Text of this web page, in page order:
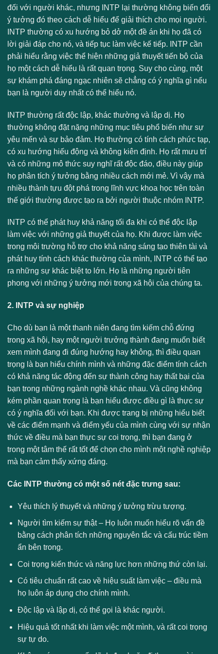
đối với người khác, nhưng INTP lại thường không biến đổi
ý tưởng đó theo cách dễ hiểu để giải thích cho mọi người.
INTP thường có xu hướng bỏ dở một đề án khi họ đã có
lời giải đáp cho nó, và tiếp tục làm việc kế tiếp. INTP cần
phải hiểu rằng việc thể hiện những giả thuyết tiến bộ của
họ một cách dễ hiểu là rất quan trọng. Suy cho cùng, một
sự khám phá đáng ngạc nhiên sẽ chẳng có ý nghĩa gì nếu
bạn là người duy nhất có thể hiểu nó.
INTP thường rất độc lập, khác thường và lập dị. Họ
thường không đặt nặng những mục tiêu phổ biến như sự
yêu mến và sự bảo đảm. Họ thường có tính cách phức tạp,
có xu hướng hiếu động và không kiên định. Họ rất mưu trí
và có những mô thức suy nghĩ rất độc đáo, điều này giúp
họ phân tích ý tưởng bằng nhiều cách mới mẻ. Vì vậy mà
nhiều thành tựu đột phá trong lĩnh vực khoa học trên toàn
thế giới thường được tạo ra bởi người thuộc nhóm INTP.
INTP có thể phát huy khả năng tối đa khi có thể độc lập
làm việc với những giả thuyết của họ. Khi được làm việc
trong môi trường hỗ trợ cho khả năng sáng tạo thiên tài và
phát huy tính cách khác thường của mình, INTP có thể tạo
ra những sự khác biệt to lớn. Họ là những người tiên
phong với những ý tưởng mới trong xã hội của chúng ta.
2. INTP và sự nghiệp
Cho dù bạn là một thanh niên đang tìm kiếm chỗ đứng
trong xã hội, hay một người trưởng thành đang muốn biết
xem mình đang đi đúng hướng hay không, thì điều quan
trọng là bạn hiểu chính mình và những đặc điểm tính cách
có khả năng tác động đến sự thành công hay thất bại của
bạn trong những ngành nghề khác nhau. Và cũng không
kém phần quan trọng là bạn hiểu được điều gì là thực sự
có ý nghĩa đối với bạn. Khi được trang bị những hiểu biết
về các điểm mạnh và điểm yếu của mình cùng với sự nhận
thức về điều mà bạn thực sự coi trọng, thì bạn đang ở
trong một tâm thế rất tốt để chọn cho mình một nghề nghiệp
mà bạn cảm thấy xứng đáng.
Các INTP thường có một số nét đặc trưng sau:
Yêu thích lý thuyết và những ý tưởng trừu tượng.
Người tìm kiếm sự thật – Họ luôn muốn hiểu rõ vấn đề
bằng cách phân tích những nguyên tắc và cấu trúc tiềm
ẩn bên trong.
Coi trọng kiến thức và năng lực hơn những thứ còn lại.
Có tiêu chuẩn rất cao về hiệu suất làm việc – điều mà
họ luôn áp dụng cho chính mình.
Độc lập và lập dị, có thể gọi là khác người.
Hiệu quả tốt nhất khi làm việc một mình, và rất coi trọng
sự tự do.